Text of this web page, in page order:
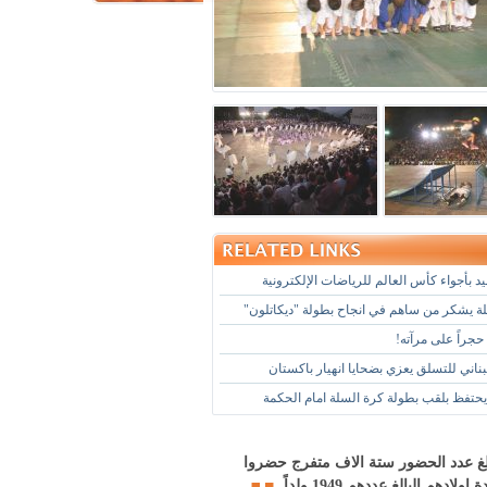
بأجواء كأس العالم للرياضات الإلكترونية
يشكر من ساهم في انجاح بطولة "ديكاتلون"
على مرآته!
للتسلق يعزي بضحايا انهيار باكستان
يحتفظ بلقب بطولة كرة السلة امام الحكمة
عدد الحضور ستة الاف متفرج حضروا